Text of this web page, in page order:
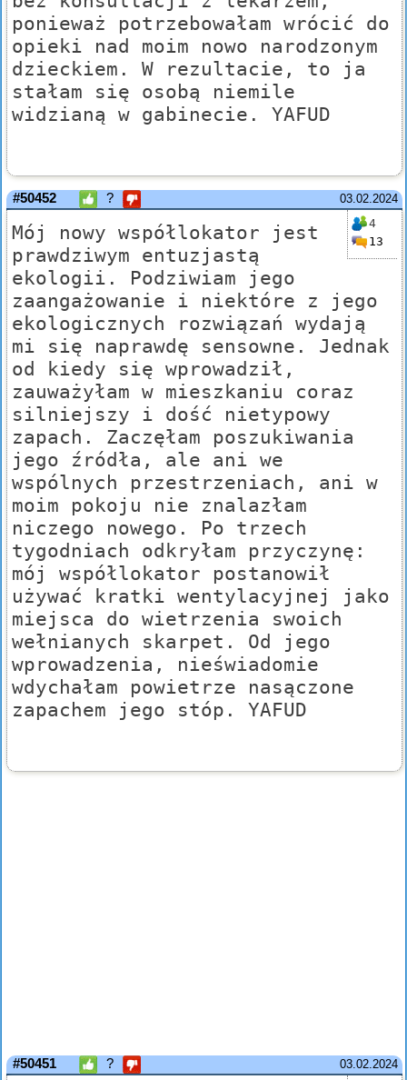
ponieważ potrzebowałam wrócić do
opieki nad moim nowo narodzonym
dzieckiem. W rezultacie, to ja
stałam się osobą niemile
widzianą w gabinecie. YAFUD
03.02.2024
#50452 ?
4
13
Mój nowy współlokator jest
prawdziwym entuzjastą
ekologii. Podziwiam jego
zaangażowanie i niektóre z jego
ekologicznych rozwiązań wydają
mi się naprawdę sensowne. Jednak
od kiedy się wprowadził,
zauważyłam w mieszkaniu coraz
silniejszy i dość nietypowy
zapach. Zaczęłam poszukiwania
jego źródła, ale ani we
wspólnych przestrzeniach, ani w
moim pokoju nie znalazłam
niczego nowego. Po trzech
tygodniach odkryłam przyczynę:
mój współlokator postanowił
używać kratki wentylacyjnej jako
miejsca do wietrzenia swoich
wełnianych skarpet. Od jego
wprowadzenia, nieświadomie
wdychałam powietrze nasączone
zapachem jego stóp. YAFUD
03.02.2024
#50451 ?